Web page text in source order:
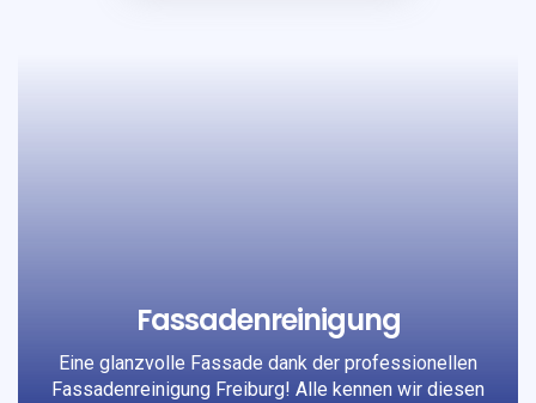
Fassadenreinigung
Eine glanzvolle Fassade dank der professionellen
Fassadenreinigung Freiburg! Alle kennen wir diesen